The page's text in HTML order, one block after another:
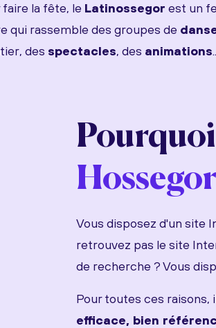
faire la fête, le Latinossegor est un
qui rassemble des groupes de
des spectacles, des animations
Hossegor
Vous disposez d'un site
retrouvez pas le site
de recherche ? Vous
Pour toutes ces raisons,
efficace, bien